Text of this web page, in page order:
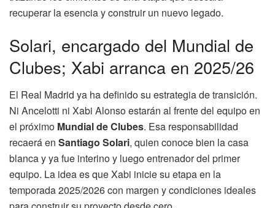
recuperar la esencia y construir un nuevo legado.
Solari, encargado del Mundial de
Clubes; Xabi arranca en 2025/26
El Real Madrid ya ha definido su estrategia de transición.
Ni Ancelotti ni Xabi Alonso estarán al frente del equipo en
el próximo Mundial de Clubes. Esa responsabilidad
recaerá en Santiago Solari, quien conoce bien la casa
blanca y ya fue interino y luego entrenador del primer
equipo. La idea es que Xabi inicie su etapa en la
temporada 2025/2026 con margen y condiciones ideales